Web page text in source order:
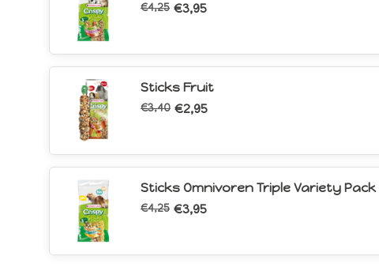
€4,25 €3,95
Sticks Fruit
€3,40 €2,95
Sticks Omnivoren Triple Variety Pack
€4,25 €3,95